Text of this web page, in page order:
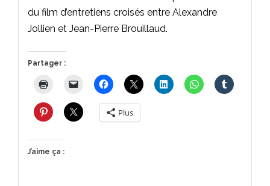
du film d’entretiens croisés entre Alexandre
Jollien et Jean-Pierre Brouillaud.
Partager :
Plus
J’aime ça :